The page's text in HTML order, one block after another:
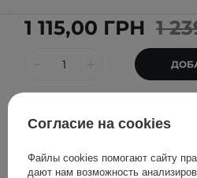
1 115,00 ГРН 1
Другие
Согласие на cookies
Файлы cookies помогают сайту
дают нам возможность